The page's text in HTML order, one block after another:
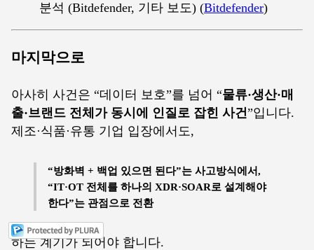
분석 (Bitdefender, 기타 보도) (Bitdefender)
마지막으로
아사히 사건은 “데이터 보호”를 넘어 “물류·생산·매
출·브랜드 전체가 동시에 인질로 잡힌 사건”입니다.
제조·식품·유통 기업 입장에서도,
“방화벽 + 백업 있으면 된다”는 사고방식에서,
“IT·OT 전체를 하나의 XDR·SOAR로 설계해야
한다”는 관점으로 전환
하는 계기가 되어야 합니다.